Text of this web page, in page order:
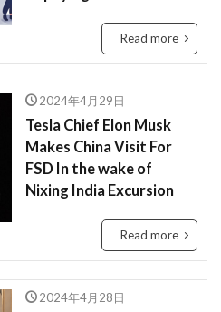
Read more
2024年4月29日
Tesla Chief Elon Musk
Makes China Visit For
FSD In the wake of
Nixing India Excursion
Read more
2024年4月28日